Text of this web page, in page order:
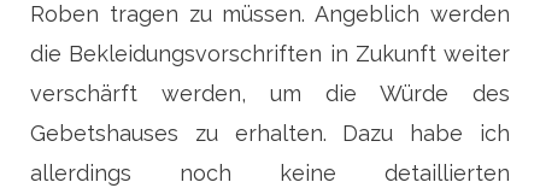
Roben tragen zu müssen. Angeblich werden
die Bekleidungsvorschriften in Zukunft weiter
verschärft werden, um die Würde des
Gebetshauses zu erhalten. Dazu habe ich
allerdings noch keine detaillierten